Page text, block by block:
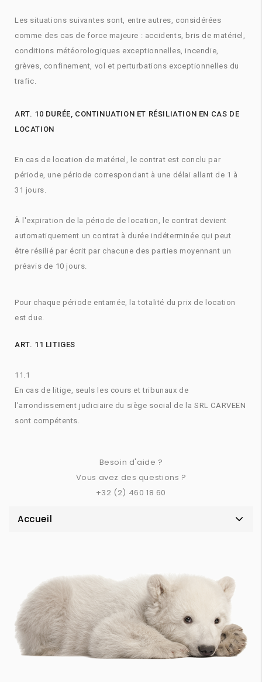
Les situations suivantes sont, entre autres, considérées
comme des cas de force majeure : accidents, bris de matériel,
conditions météorologiques exceptionnelles, incendie,
grèves, confinement, vol et perturbations exceptionnelles du
trafic.
ART. 10 DURÉE, CONTINUATION ET RÉSILIATION EN CAS DE
LOCATION
En cas de location de matériel, le contrat est conclu par
période, une période correspondant à une délai allant de 1 à
31 jours.
À l'expiration de la période de location, le contrat devient
automatiquement un contrat à durée indéterminée qui peut
être résilié par écrit par chacune des parties moyennant un
préavis de 10 jours.
Pour chaque période entamée, la totalité du prix de location
est due.
ART. 11 LITIGES
11.1
En cas de litige, seuls les cours et tribunaux de
l'arrondissement judiciaire du siège social de la SRL CARVEEN
sont compétents.
Besoin d'aide ?
Vous avez des questions ?
+32 (2) 460 18 60
Accueil